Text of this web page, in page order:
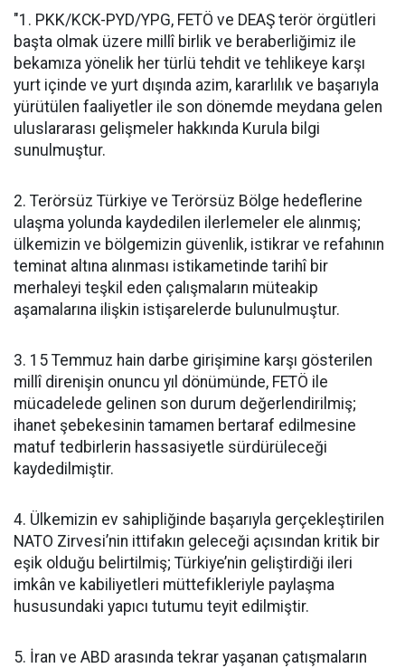
"1. PKK/KCK-PYD/YPG, FETÖ ve DEAŞ terör örgütleri
başta olmak üzere millî birlik ve beraberliğimiz ile
bekamıza yönelik her türlü tehdit ve tehlikeye karşı
yurt içinde ve yurt dışında azim, kararlılık ve başarıyla
yürütülen faaliyetler ile son dönemde meydana gelen
uluslararası gelişmeler hakkında Kurula bilgi
sunulmuştur.
2. Terörsüz Türkiye ve Terörsüz Bölge hedeflerine
ulaşma yolunda kaydedilen ilerlemeler ele alınmış;
ülkemizin ve bölgemizin güvenlik, istikrar ve refahının
teminat altına alınması istikametinde tarihî bir
merhaleyi teşkil eden çalışmaların müteakip
aşamalarına ilişkin istişarelerde bulunulmuştur.
3. 15 Temmuz hain darbe girişimine karşı gösterilen
millî direnişin onuncu yıl dönümünde, FETÖ ile
mücadelede gelinen son durum değerlendirilmiş;
ihanet şebekesinin tamamen bertaraf edilmesine
matuf tedbirlerin hassasiyetle sürdürüleceği
kaydedilmiştir.
4. Ülkemizin ev sahipliğinde başarıyla gerçekleştirilen
NATO Zirvesi’nin ittifakın geleceği açısından kritik bir
eşik olduğu belirtilmiş; Türkiye’nin geliştirdiği ileri
imkân ve kabiliyetleri müttefikleriyle paylaşma
hususundaki yapıcı tutumu teyit edilmiştir.
5. İran ve ABD arasında tekrar yaşanan çatışmaların